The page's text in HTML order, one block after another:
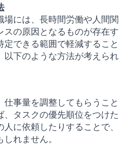
場には、長時間労働や人間関
スの原因となるものが存在す
定できる範囲で軽減すること
以下のような方法が考えられ
事量を調整してもらうこと
、タスクの優先順位をつけた
に依頼したりすることで、
れません。